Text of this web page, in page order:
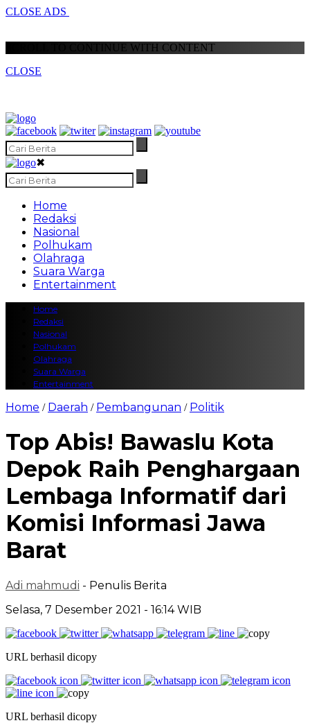
CLOSE ADS
SCROLL TO CONTINUE WITH CONTENT
CLOSE
✖
Home
Redaksi
Nasional
Polhukam
Olahraga
Suara Warga
Entertainment
Home
Redaksi
Nasional
Polhukam
Olahraga
Suara Warga
Entertainment
Home / Daerah / Pembangunan / Politik
Top Abis! Bawaslu Kota
Depok Raih Penghargaan
Lembaga Informatif dari
Komisi Informasi Jawa
Barat
Adi mahmudi - Penulis Berita
Selasa, 7 Desember 2021 - 16:14 WIB
URL berhasil dicopy
URL berhasil dicopy